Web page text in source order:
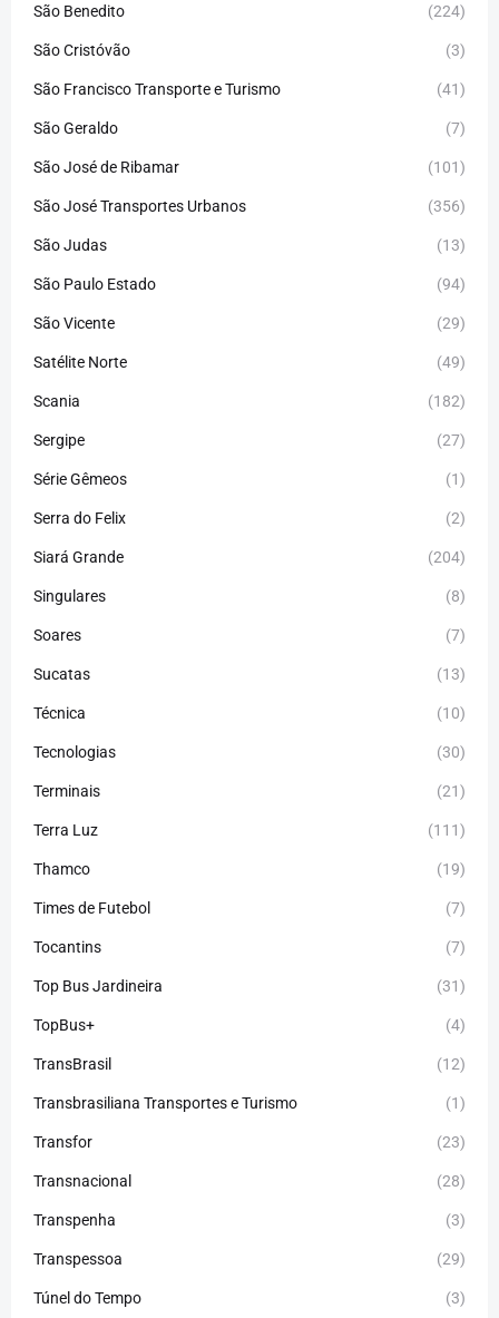
São Benedito (224)
São Cristóvão (3)
São Francisco Transporte e Turismo (41)
São Geraldo (7)
São José de Ribamar (101)
São José Transportes Urbanos (356)
São Judas (13)
São Paulo Estado (94)
São Vicente (29)
Satélite Norte (49)
Scania (182)
Sergipe (27)
Série Gêmeos (1)
Serra do Felix (2)
Siará Grande (204)
Singulares (8)
Soares (7)
Sucatas (13)
Técnica (10)
Tecnologias (30)
Terminais (21)
Terra Luz (111)
Thamco (19)
Times de Futebol (7)
Tocantins (7)
Top Bus Jardineira (31)
TopBus+ (4)
TransBrasil (12)
Transbrasiliana Transportes e Turismo (1)
Transfor (23)
Transnacional (28)
Transpenha (3)
Transpessoa (29)
Túnel do Tempo (3)